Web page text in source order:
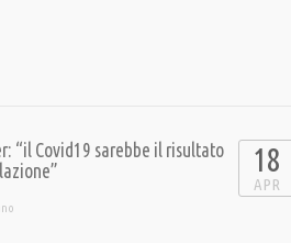
“il Covid19 sarebbe il risultato
18
APR